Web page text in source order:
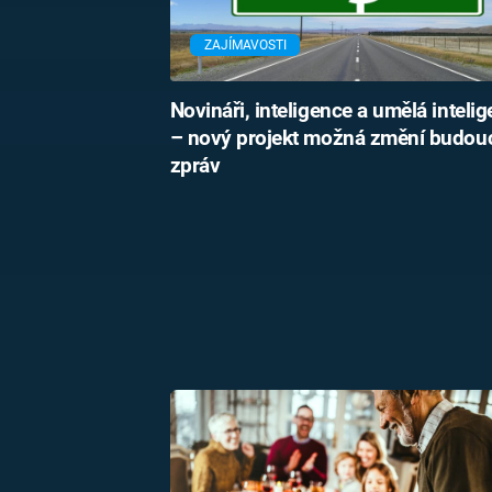
ZAJÍMAVOSTI
Novináři, inteligence a umělá
– nový projekt možná změní
zpráv